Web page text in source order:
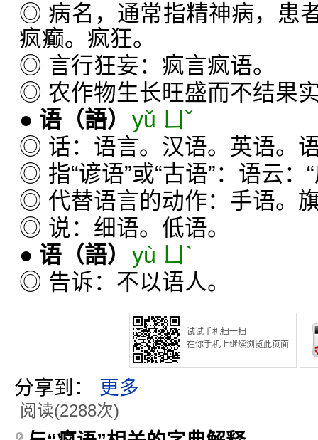
◎ 病名，通常指精神病，患
疯癫。疯狂。
◎ 言行狂妄：疯言疯语。
◎ 农作物生长旺盛而不结果
● 语 （語） yǔ ㄩˇ
◎ 话：语言。汉语。英语。
◎ 指“谚语”或“古语”：语云：
◎ 代替语言的动作：手语。
◎ 说：细语。低语。
● 语 （語） yù ㄩˋ
◎ 告诉：不以语人。
试试手机扫一扫
在你手机上继续浏览此页面
分享到： 更多
阅读(2288次)